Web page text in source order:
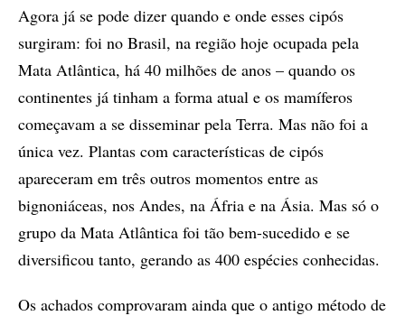
Agora já se pode dizer quando e onde esses cipós
surgiram: foi no Brasil, na região hoje ocupada pela
Mata Atlântica, há 40 milhões de anos – quando os
continentes já tinham a forma atual e os mamíferos
começavam a se disseminar pela Terra. Mas não foi a
única vez. Plantas com características de cipós
apareceram em três outros momentos entre as
bignoniáceas, nos Andes, na Áfria e na Ásia. Mas só o
grupo da Mata Atlântica foi tão bem-sucedido e se
diversificou tanto, gerando as 400 espécies conhecidas.
Os achados comprovaram ainda que o antigo método de